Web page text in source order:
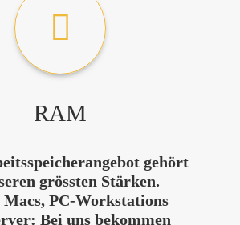
RAM
gehört
grössten Stärken.
PC-Workstations
Bei uns bekommen